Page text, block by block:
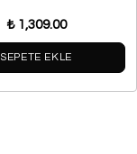
₺ 1,309.00
SEPETE EKLE